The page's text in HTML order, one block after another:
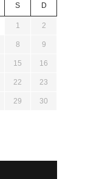
S D
1 2
8 9
15 16
22 23
29 30